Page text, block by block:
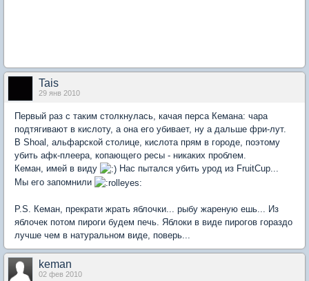
Tais
29 янв 2010
Первый раз с таким столкнулась, качая перса Кемана: чара
подтягивают в кислоту, а она его убивает, ну а дальше фри-лут.
В Shoal, альфарской столице, кислота прям в городе, поэтому
убить афк-плеера, копающего ресы - никаких проблем.
Кеман, имей в виду
Нас пытался убить урод из FruitCup...
Мы его запомнили
P.S. Кеман, прекрати жрать яблочки... рыбу жареную ешь... Из
яблочек потом пироги будем печь. Яблоки в виде пирогов гораздо
лучше чем в натуральном виде, поверь...
keman
02 фев 2010